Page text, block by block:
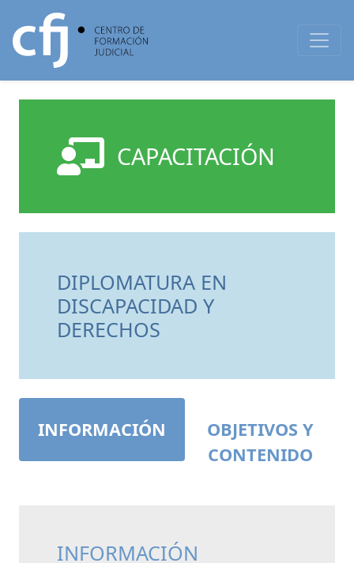
CAPACITACIÓN
DIPLOMATURA EN
DISCAPACIDAD Y
DERECHOS
INFORMACIÓN
OBJETIVOS Y
CONTENIDO
INFORMACIÓN